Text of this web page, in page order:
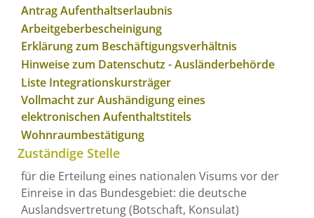
Antrag Aufenthaltserlaubnis
Arbeitgeberbescheinigung
Erklärung zum Beschäftigungsverhältnis
Hinweise zum Datenschutz - Ausländerbehörde
Liste Integrationskursträger
Vollmacht zur Aushändigung eines
elektronischen Aufenthaltstitels
Wohnraumbestätigung
Zuständige Stelle
für die Erteilung eines nationalen Visums vor der
Einreise in das Bundesgebiet: die deutsche
Auslandsvertretung (Botschaft, Konsulat)